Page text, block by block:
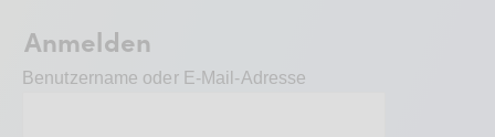
Anmelden
Benutzername oder E-Mail-Adresse
Juristische Beratung und
Services